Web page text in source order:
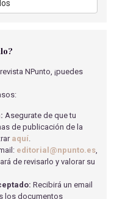
PALIATIVOS
ESCOLAR.
DEL
NPunto, ¡puedes
Asegurate de que tu
de publicación de la
aquí.
editorial@npunto.es,
de revisarlo y valorar su
Recibirá un email
los documentos